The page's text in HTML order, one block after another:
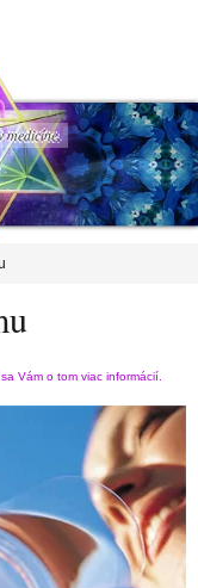
medicíne.
Vám o tom viac informácií.